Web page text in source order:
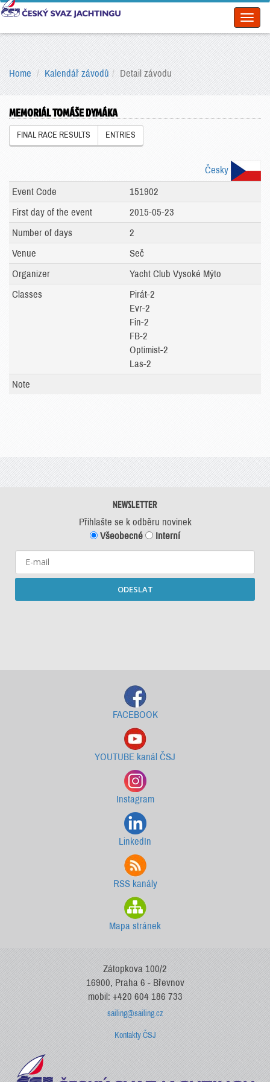
Home Kalendář závodů Detail závodu
MEMORIÁL TOMÁŠE DYMÁKA
FINAL RACE RESULTS ENTRIES
Česky
Event Code
151902
First day of the event
2015-05-23
Number of days
2
Venue
Seč
Organizer
Yacht Club Vysoké Mýto
Classes
Pirát-2
Evr-2
Fin-2
FB-2
Optimist-2
Las-2
Note
NEWSLETTER
Přihlašte se k odběru novinek
Všeobecné
Interní
ODESLAT
FACEBOOK
YOUTUBE kanál ČSJ
Instagram
LinkedIn
RSS kanály
Mapa stránek
Zátopkova 100/2
16900, Praha 6 - Břevnov
mobil: +420 604 186 733
sailing@sailing.cz
Kontakty ČSJ